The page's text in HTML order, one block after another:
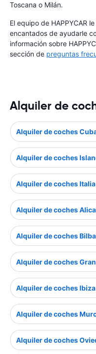
Toscana o Milán.
El equipo de HAPPYCAR
encantados de ayudarle
información sobre
sección de preguntas
Alquiler de
Alquiler de coches
Alquiler de coches
Alquiler de coches Italia
Alquiler de coches
Alquiler de coches
Alquiler de coches
Alquiler de coches Ibiza
Alquiler de coches
Alquiler de coches